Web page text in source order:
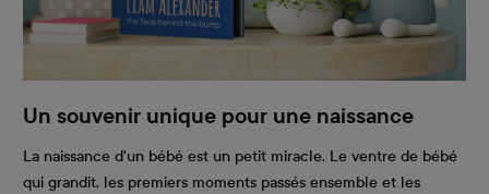
Un souvenir unique pour une naissance
La naissance d'un bébé est un petit miracle. Le ventre de bébé
qui grandit, les premiers moments passés ensemble et les